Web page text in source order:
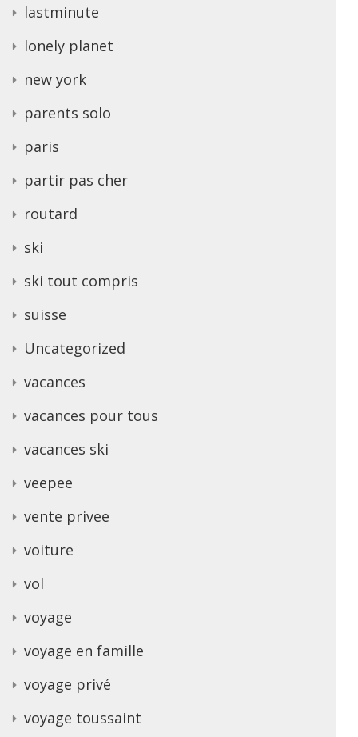
lastminute
lonely planet
new york
parents solo
paris
partir pas cher
routard
ski
ski tout compris
suisse
Uncategorized
vacances
vacances pour tous
vacances ski
veepee
vente privee
voiture
vol
voyage
voyage en famille
voyage privé
voyage toussaint